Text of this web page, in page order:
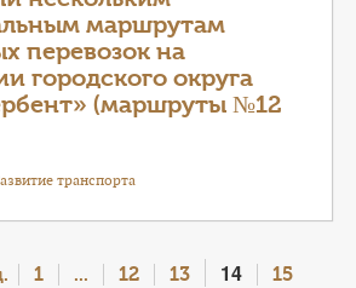
маршрутам
перевозок на
городского округа
(маршруты №12
транспорта
1 ... 12 13 14
15